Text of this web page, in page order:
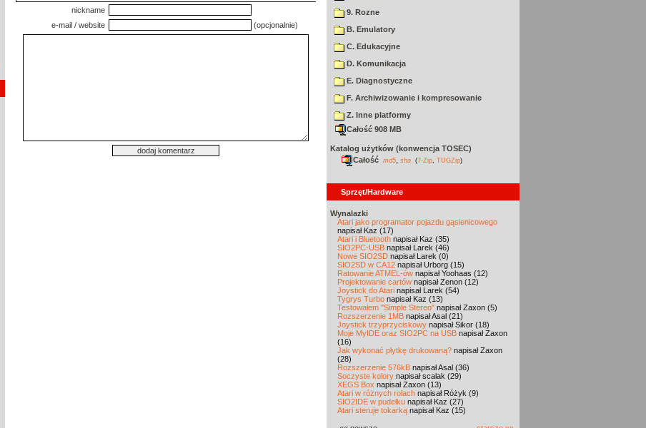
nickname
e-mail / website
(opcjonalnie)
9. Rozne
B. Emulatory
C. Edukacyjne
D. Komunikacja
E. Diagnostyczne
F. Archiwizowanie i kompresowanie
Z. Inne platformy
Całość 908 MB
Katalog użytków (konwencja TOSEC)
Całość md5 sha (7-Zip TUGZip)
Sprzęt/Hardware
Wynalazki
Atari jako programator pojazdu gąsienicowego
napisał Kaz (17)
Atari i Bluetooth napisał Kaz (35)
SIO2PC-USB napisał Larek (46)
Nowe SIO2SD napisał Larek (0)
SIO2SD w CA12 napisał Urborg (15)
Ratowanie ATMEL-ów napisał Yoohaas (12)
Projektowanie cartów napisał Zenon (12)
Joystick do Atari napisał Larek (54)
Tygrys Turbo napisał Kaz (13)
Testowałem "Simple Stereo" napisał Zaxon (5)
Rozszerzenie 1MB napisał Asal (21)
Joystick trzyprzyciskowy napisał Sikor (18)
Moje MyIDE oraz SIO2PC na USB napisał Zaxon
(16)
Jak wykonać płytkę drukowaną? napisał Zaxon
(28)
Rozszerzenie 576kB napisał Asal (36)
Soczyste kolory napisał scalak (29)
XEGS Box napisał Zaxon (13)
Atari w różnych rolach napisał Różyk (9)
SIO2IDE w pudełku napisał Kaz (27)
Atari steruje tokarką napisał Kaz (15)